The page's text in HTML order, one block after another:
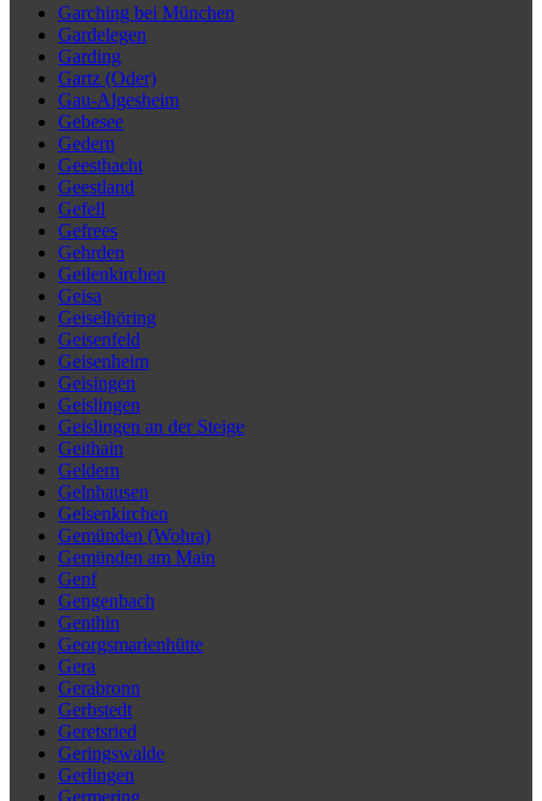
Garching bei München
Gardelegen
Garding
Gartz (Oder)
Gau-Algesheim
Gebesee
Gedern
Geesthacht
Geestland
Gefell
Gefrees
Gehrden
Geilenkirchen
Geisa
Geiselhöring
Geisenfeld
Geisenheim
Geisingen
Geislingen
Geislingen an der Steige
Geithain
Geldern
Gelnhausen
Gelsenkirchen
Gemünden (Wohra)
Gemünden am Main
Genf
Gengenbach
Genthin
Georgsmarienhütte
Gera
Gerabronn
Gerbstedt
Geretsried
Geringswalde
Gerlingen